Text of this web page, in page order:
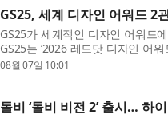
GS25, 세계 디자인 어워드 2
GS25가 세계적인 디자인 어워드
GS25는 ‘2026 레드닷 디자인 어
혔다. 이번 수상으로 GS25...
08월 07일 10:01
돌비 ‘돌비 비전 2’ 출시… 하